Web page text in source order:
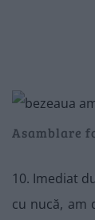
Asamblare
10. Imediat
cu nucă, am